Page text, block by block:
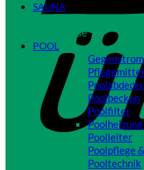
SAUNA
Close
POOL
Pflegemittel
Poolbecken
Poolfilter
Poolheizung
Poolleiter
Poolpflege
Pooltechnik